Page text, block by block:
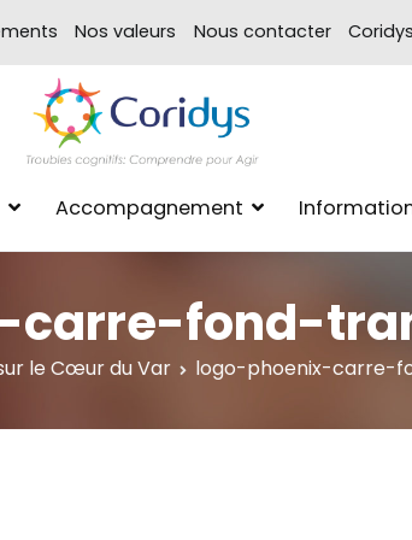
Nos valeurs Nous contacter
xpertise
Accompagnement
carre-fond-
le Cœur du Var logo-phoenix-carre-